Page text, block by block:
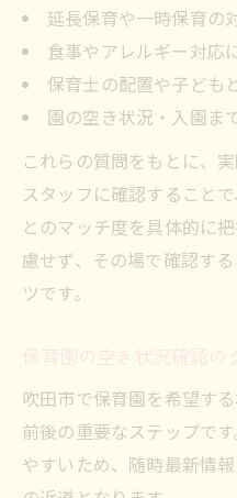
延長保育や一時保育の
食事やアレルギー対応
保育士の配置や子ども
園の空き状況・入園ま
これらの質問をもとに、
スタッフに確認すること
とのマッチ度を具体的に
慮せず、その場で確認す
ツです。
保育園の空き状況確認の
吹田市で保育園を希望す
前後の重要なステップで
やすいため、随時最新情